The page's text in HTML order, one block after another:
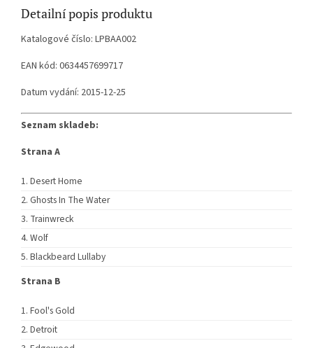
Detailní popis produktu
Katalogové číslo: LPBAA002
EAN kód: 0634457699717
Datum vydání: 2015-12-25
Seznam skladeb:
Strana A
Desert Home
Ghosts In The Water
Trainwreck
Wolf
Blackbeard Lullaby
Strana B
Fool's Gold
Detroit